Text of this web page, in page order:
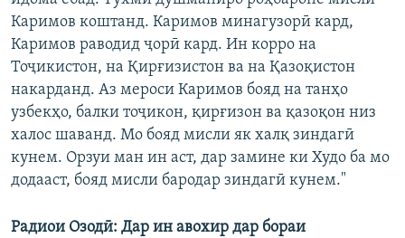
Каримов коштанд. Каримов минагузорӣ кард,
Каримов раводид ҷорӣ кард. Ин корро на
Тоҷикистон, на Қирғизистон ва на Қазоқистон
накарданд. Аз мероси Каримов бояд на танҳо
узбекҳо, балки тоҷикон, қирғизон ва қазоқон низ
халос шаванд. Мо бояд мисли як халқ зиндагӣ
кунем. Орзуи ман ин аст, дар замине ки Худо ба мо
додааст, бояд мисли бародар зиндагӣ кунем."
Радиои Озодӣ: Дар ин авохир дар бораи